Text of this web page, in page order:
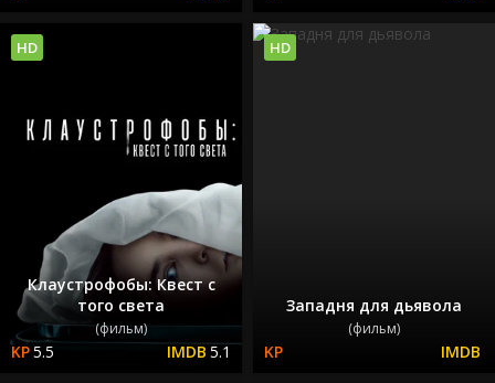
Клаустрофобы: Квест с
того света
(фильм)
5.5 5.1
HD
Западня для дьявола
(фильм)
HD